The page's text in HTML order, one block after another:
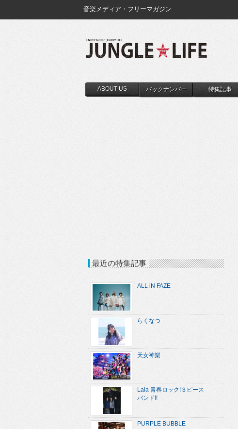
音楽メディア・フリーマガジン
ABOUT US バックナンバー 特集記事
最近の特集記事
ALL iN FAZE
らくなつ
天女神樂
Lala 青春ロック!３ピース
バンド!!
PURPLE BUBBLE